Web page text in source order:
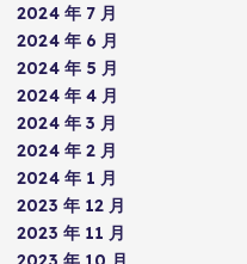
2024 年 7 月
2024 年 6 月
2024 年 5 月
2024 年 4 月
2024 年 3 月
2024 年 2 月
2024 年 1 月
2023 年 12 月
2023 年 11 月